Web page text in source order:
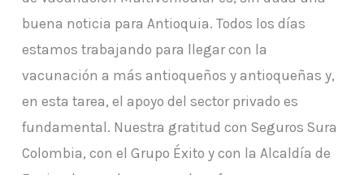
buena noticia para Antioquia. Todos los días
estamos trabajando para llegar con la
vacunación a más antioqueños y antioqueñas y,
en esta tarea, el apoyo del sector privado es
fundamental. Nuestra gratitud con Seguros Sura
Colombia, con el Grupo Éxito y con la Alcaldía de